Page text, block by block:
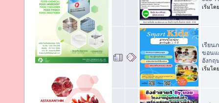
เริ่มโด
เรียน
ขอนแ
อังกฤ
เริ่มโด